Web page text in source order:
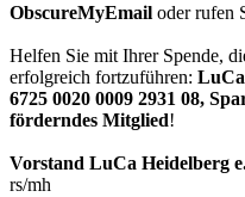
ObscureMyEmail oder rufen
Helfen Sie mit Ihrer Spende,
erfolgreich fortzuführen:
6725 0020 0009 2931 08,
förderndes Mitglied!
Vorstand LuCa Heidelberg
rs/mh